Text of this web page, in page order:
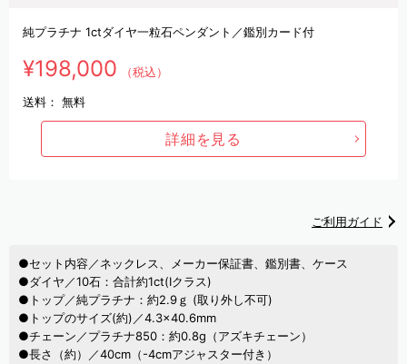
純プラチナ 1ctダイヤ一粒石ペンダント／鑑別カード付
¥198,000 （税込）
送料： 無料
詳細を見る
ご利用ガイド
●セット内容／ネックレス、メーカー保証書、鑑別書、ケース
●ダイヤ／10石：合計約1ct(Iクラス)
●トップ／純プラチナ：約2.9ｇ (取り外し不可)
●トップのサイズ(約)／4.3×40.6mm
●チェーン／プラチナ850：約0.8g（アズキチェーン）
●長さ（約）／40cm（-4cmアジャスター付き）